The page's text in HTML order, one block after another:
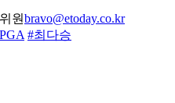
원bravo@etoday.co.kr
#최다승